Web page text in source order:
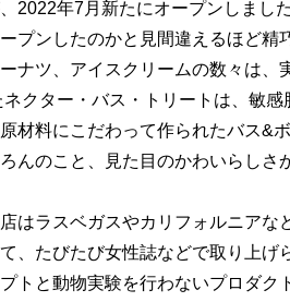
2022年7月新たにオープンしました
プンしたのかと見間違えるほど精
ナツ、アイスクリームの数々は、
クター・バス・トリートは、敏
材料にこだわって作られたバス&
んのこと、見た目のかわいらしさ
はラスベガスやカリフォルニアな
、たびたび女性誌などで取り上げ
トと動物実験を行わないプロダク